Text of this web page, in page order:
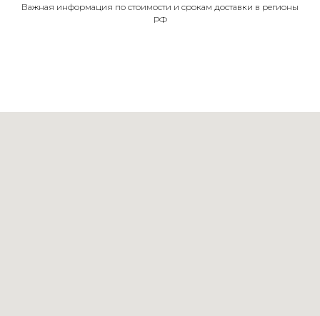
Важная информация по стоимости и срокам доставки в регионы
РФ